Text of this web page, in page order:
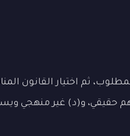
ثم اختيار القانون
حقيقي، و(د) غير منهجي